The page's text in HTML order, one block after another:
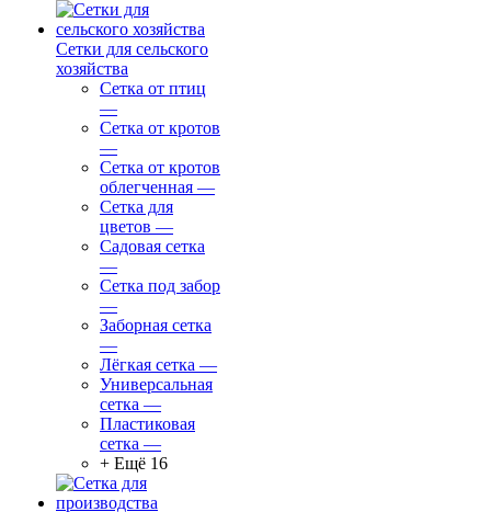
Сетки для сельского
хозяйства
Сетка от птиц
—
Сетка от кротов
—
Сетка от кротов
облегченная —
Сетка для
цветов —
Садовая сетка
—
Сетка под забор
—
Заборная сетка
—
Лёгкая сетка —
Универсальная
сетка —
Пластиковая
сетка —
+ Ещё 16